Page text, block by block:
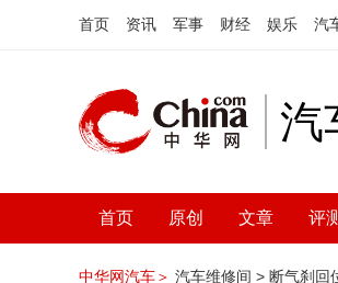
首页 资讯 军事 财经 娱乐 汽
汽
首页 原创 文章 评
中华网汽车＞ 汽车维修间 > 断气刹回